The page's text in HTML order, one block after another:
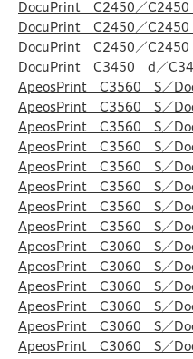
DocuPrint C2450／
DocuPrint C2450／
DocuPrint C2450／
DocuPrint C3450 d／
ApeosPrint C3560 S／
ApeosPrint C3560 S／
ApeosPrint C3560 S／
ApeosPrint C3560 S／
ApeosPrint C3560 S／
ApeosPrint C3560 S／
ApeosPrint C3560 S／
ApeosPrint C3560 S／
ApeosPrint C3060 S／
ApeosPrint C3060 S／
ApeosPrint C3060 S／
ApeosPrint C3060 S／
ApeosPrint C3060 S／
ApeosPrint C3060 S／